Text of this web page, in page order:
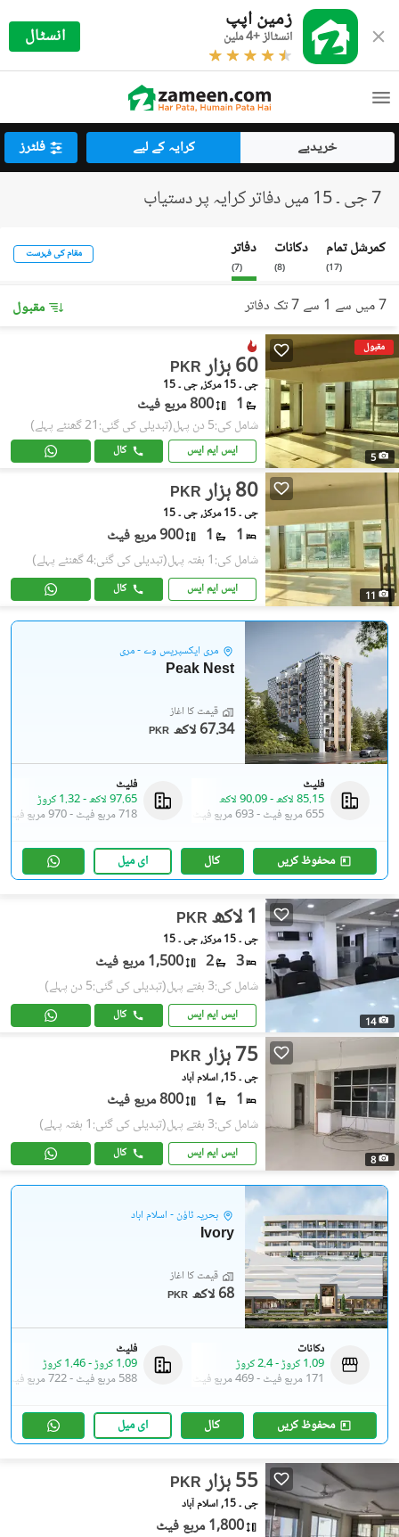
زمین اپپ
انسٹالز +4 ملین انسٹال
خریدیے کرایہ کے لیے فلٹرز
7 جی ۔ 15 میں دفاتر کرایہ پر دستیاب
کمرشل تمام
(
17
)
دکانات
(
8
)
دفاتر
(
7
)
مقام کی فہرست
7 میں سے 1 سے 7 تک دفاتر مقبول
مقبول
5
PKR 60 ہزار
جی ۔ 15 مرکز, جی ۔ 15
1 800 مربع فیٹ
شامل کی:5 دن پہل (تبدیلی کی گئی:21 گھنٹے پہلے)
ایس ایم ایس کال
11
PKR 80 ہزار
جی ۔ 15 مرکز, جی ۔ 15
1
1 900 مربع فیٹ
شامل کی:1 ہفتہ پہل (تبدیلی کی گئی:4 گھنٹے پہلے)
ایس ایم ایس کال
مری ایکسپریس وے - مری
Peak Nest
قیمت کا آغاز
PKR 67.34 لاکھ
فلیٹ
85.15 لاکھ
-90.09 لاکھ
655 مربع فیٹ
-693 مربع فیٹ
فلیٹ
97.65 لاکھ
-1.32 کروڑ
718 مربع فیٹ
-970 مربع فیٹ
محفوظ کریں کال ای میل
14
PKR 1 لاکھ
جی ۔ 15 مرکز, جی ۔ 15
3
2 1,500 مربع فیٹ
شامل کی:3 ہفتے پہل (تبدیلی کی گئی:5 دن پہلے)
ایس ایم ایس کال
8
PKR 75 ہزار
جی ۔ 15, اسلام آباد
1
1 800 مربع فیٹ
شامل کی:3 ہفتے پہل (تبدیلی کی گئی:1 ہفتہ پہلے)
ایس ایم ایس کال
بحریہ ٹاؤن - اسلام آباد
Ivory
قیمت کا آغاز
PKR 68 لاکھ
دکانات
1.09 کروڑ
-2.4 کروڑ
171 مربع فیٹ
-469 مربع فیٹ
فلیٹ
1.09 کروڑ
-1.46 کروڑ
588 مربع فیٹ
-722 مربع فیٹ
محفوظ کریں کال ای میل
PKR 55 ہزار
جی ۔ 15, اسلام آباد
1,800 مربع فیٹ